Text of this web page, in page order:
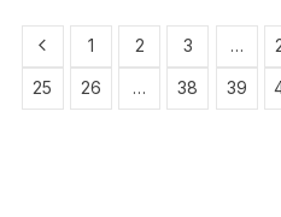
1 2 3 …
25 26 … 38 39